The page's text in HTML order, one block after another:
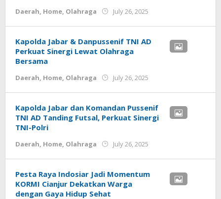
Daerah, Home, Olahraga July 26, 2025
Kapolda Jabar & Danpussenif TNI AD
Perkuat Sinergi Lewat Olahraga
Bersama
Daerah, Home, Olahraga July 26, 2025
Kapolda Jabar dan Komandan Pussenif
TNI AD Tanding Futsal, Perkuat Sinergi
TNI-Polri
Daerah, Home, Olahraga July 26, 2025
Pesta Raya Indosiar Jadi Momentum
KORMI Cianjur Dekatkan Warga
dengan Gaya Hidup Sehat